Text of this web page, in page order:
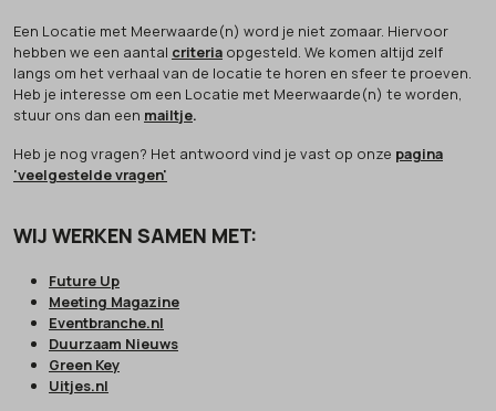
Een Locatie met Meerwaarde(n) word je niet zomaar. Hiervoor
hebben we een aantal criteria opgesteld. We komen altijd zelf
langs om het verhaal van de locatie te horen en sfeer te proeven.
Heb je interesse om een Locatie met Meerwaarde(n) te worden,
stuur ons dan een mailtje.
Heb je nog vragen? Het antwoord vind je vast op onze pagina
'veelgestelde vragen'
WIJ WERKEN SAMEN MET:
Future Up
Meeting Magazine
Eventbranche.nl
Duurzaam Nieuws
Green Key
Uitjes.nl